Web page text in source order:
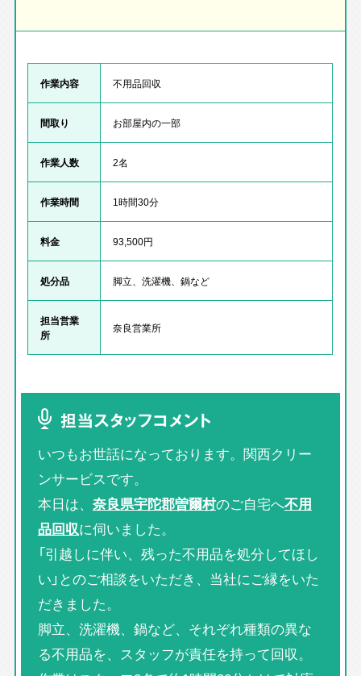
作業内容 不用品回収
間取り お部屋内の一部
作業人数 2名
作業時間 1時間30分
料金 93,500円
処分品 脚立、洗濯機、鍋など
担当営業
所
奈良営業所
担当スタッフコメント
いつもお世話になっております。関西クリー
ンサービスです。
本日は、 奈良県宇陀郡曽爾村のご自宅へ不用
品回収に伺いました。
「引越しに伴い、残った不用品を処分してほし
い」とのご相談をいただき、当社にご縁をいた
だきました。
脚立、洗濯機、鍋など、それぞれ種類の異な
る不用品を、スタッフが責任を持って回収。